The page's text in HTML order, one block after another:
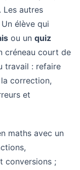
autres
élève qui
ou un quiz
créneau court de
travail : refaire
correction,
et
maths avec un
conversions ;